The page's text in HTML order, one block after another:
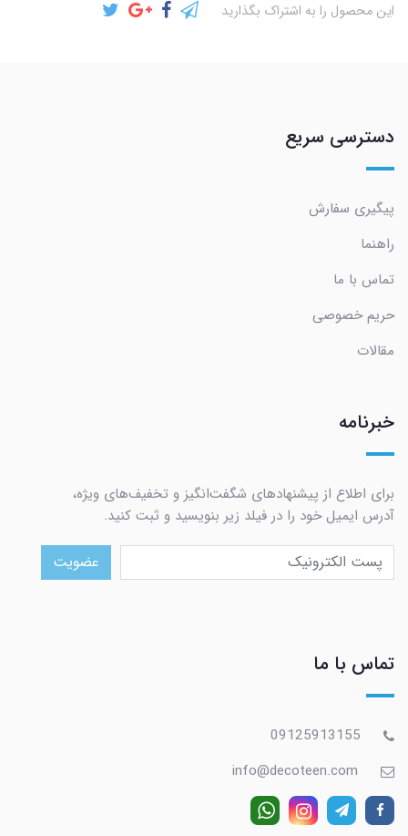
این محصول را به اشتراک بگذارید
دسترسی سریع
پیگیری سفارش
راهنما
تماس با ما
حریم خصوصی
مقالات
خبرنامه
برای اطلاع از پیشنهادهای شگفت‌انگیز و تخفیف‌های ویژه،
آدرس ایمیل خود را در فیلد زیر بنویسید و ثبت کنید.
عضویت
تماس با ما